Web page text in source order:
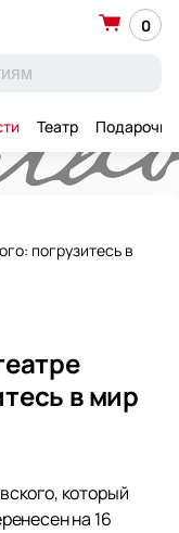
0
Театр
погрузитесь в
в мир
который
на 16